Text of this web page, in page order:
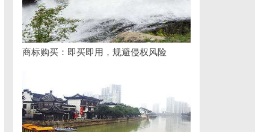
商标购买：即买即用，规避侵权风险